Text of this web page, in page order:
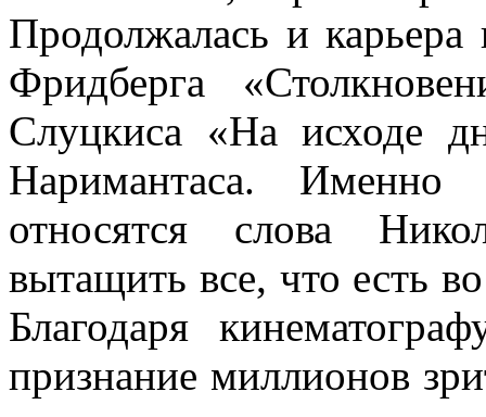
Продолжалась и
Фридберга
Слуцкиса «На исходе
Наримантаса.
относятся слова
вытащить все, что есть
Благодаря
признание миллионов